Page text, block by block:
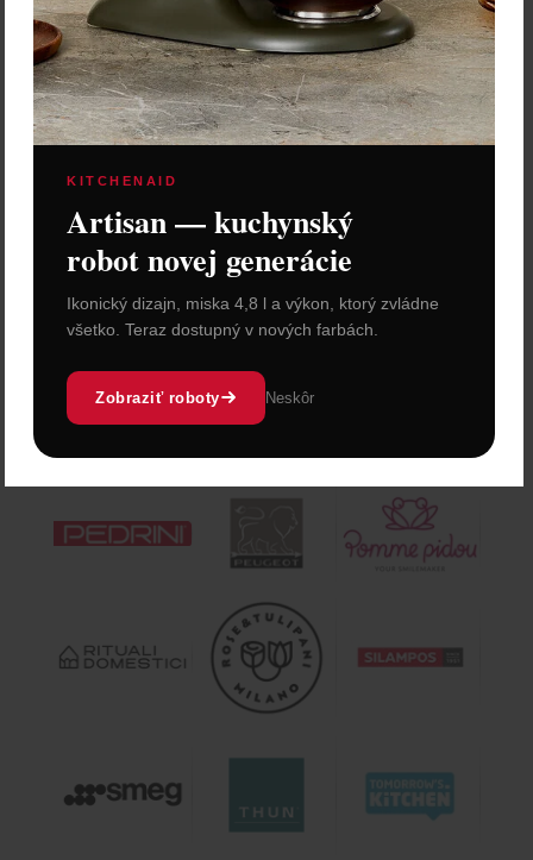
KITCHENAID
Artisan — kuchynský
robot novej generácie
Ikonický dizajn, miska 4,8 l a výkon, ktorý zvládne
všetko. Teraz dostupný v nových farbách.
Zobraziť roboty Neskôr